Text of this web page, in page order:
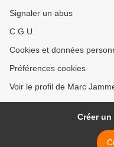
Signaler un abus
C.G.U.
Cookies et données
Préférences cookies
Voir le profil de Marc
Créer